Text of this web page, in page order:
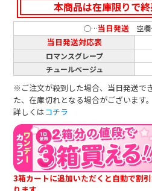
本商品は在庫限りで終
○…当日発送 空欄
当日発送対応表
ロマンスグレープ
チュールベージュ
※ご注文が殺到した場合、当日発送で
た、在庫切れとなる場合がございます
詳しくはコチラ
3箱カートに追加いただくと自動で割